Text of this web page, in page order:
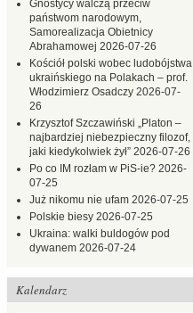
Gnostycy walczą przeciw
państwom narodowym,
Samorealizacja Obietnicy
Abrahamowej 2026-07-26
Kościół polski wobec ludobójstwa
ukraińskiego na Polakach – prof.
Włodzimierz Osadczy 2026-07-
26
Krzysztof Szczawiński „Platon –
najbardziej niebezpieczny filozof,
jaki kiedykolwiek żył” 2026-07-26
Po co IM rozłam w PiS-ie? 2026-
07-25
Już nikomu nie ufam 2026-07-25
Polskie biesy 2026-07-25
Ukraina: walki buldogów pod
dywanem 2026-07-24
Kalendarz